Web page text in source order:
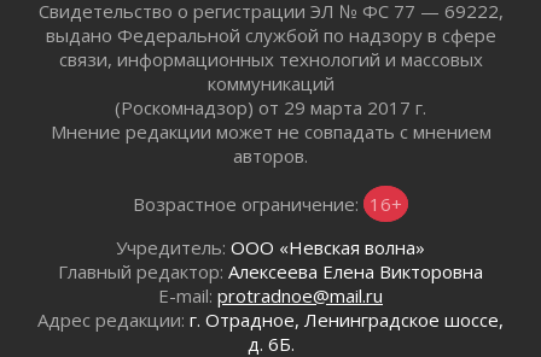
Юхла, мука, кантеле и Водяной
01 августа 2026
Лето катится с горки
В Ленобласти открылась экспозиция к 150-
летию Билибина
Лето без гаджетов
Болезнь девственниц и вампиров
01 августа 2026
Безмолвный крик о помощи
Свидетельство о регистрации ЭЛ № ФС 77 — 69222,
выдано Федеральной службой по надзору в сфере
связи, информационных технологий и массовых
коммуникаций
(Роскомнадзор) от 29 марта 2017 г.
Мнение редакции может не совпадать с мнением
авторов.
Возрастное ограничение: 16+
Учредитель: ООО «Невская волна»
Главный редактор: Алексеева Елена Викторовна
E-mail: protradnoe@mail.ru
Адрес редакции: г. Отрадное, Ленинградское шоссе,
д. 6Б.